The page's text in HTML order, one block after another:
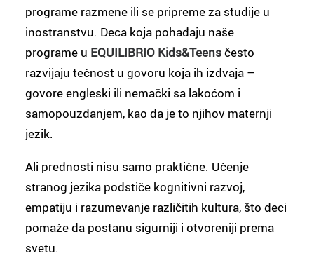
programe razmene ili se pripreme za studije u
inostranstvu. Deca koja pohađaju naše
programe u EQUILIBRIO Kids&Teensčesto
razvijaju tečnost u govoru koja ih izdvaja –
govore engleski ili nemački sa lakoćom i
samopouzdanjem, kao da je to njihov maternji
jezik.
Ali prednosti nisu samo praktične. Učenje
stranog jezika podstiče kognitivni razvoj,
empatiju i razumevanje različitih kultura, što deci
pomaže da postanu sigurniji i otvoreniji prema
svetu.